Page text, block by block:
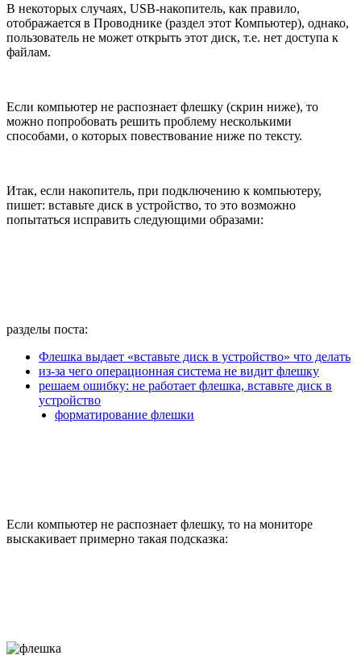
В некоторых случаях, USB-накопитель, как правило,
отображается в Проводнике (раздел этот Компьютер), однако,
пользователь не может открыть этот диск, т.е. нет доступа к
файлам.
Если компьютер не распознает флешку (скрин ниже), то
можно попробовать решить проблему несколькими
способами, о которых повествование ниже по тексту.
Итак, если накопитель, при подключению к компьютеру,
пишет: вставьте диск в устройство, то это возможно
попытаться исправить следующими образами:
разделы поста:
Флешка выдает «вставьте диск в устройство» что делать
из-за чего операционная система не видит флешку
решаем ошибку: не работает флешка, вставьте диск в
устройство
форматирование флешки
Если компьютер не распознает флешку, то на мониторе
выскакивает примерно такая подсказка: